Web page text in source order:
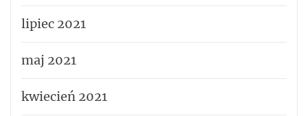
lipiec 2021
maj 2021
kwiecień 2021